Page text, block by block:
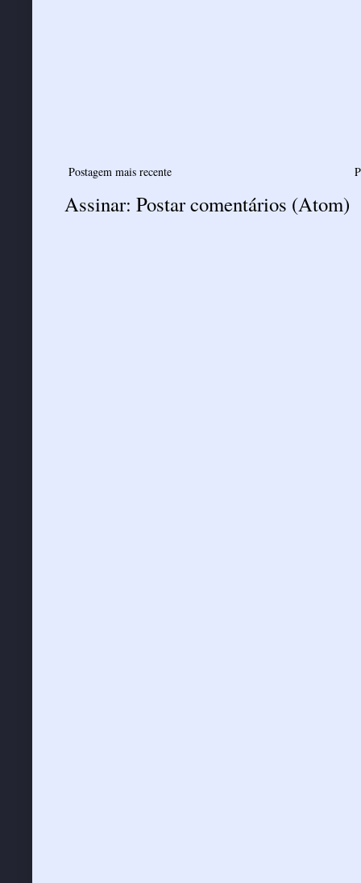
Postagem mais recente
Assinar: Postar comentários (Atom)